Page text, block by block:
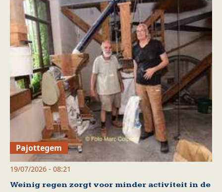
Pajottegem
19/07/2026 - 08:21
Weinig regen zorgt voor minder activiteit in de